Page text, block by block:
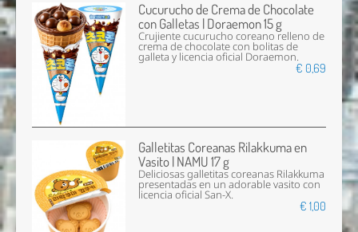
Cucurucho de Crema de Chocolate
con Galletas | Doraemon 15 g
Crujiente cucurucho coreano relleno de
crema de chocolate con bolitas de
galleta y licencia oficial Doraemon.
€ 0,69
Galletitas Coreanas Rilakkuma en
Vasito | NAMU 17 g
Deliciosas galletitas coreanas Rilakkuma
presentadas en un adorable vasito con
licencia oficial San-X.
€ 1,00